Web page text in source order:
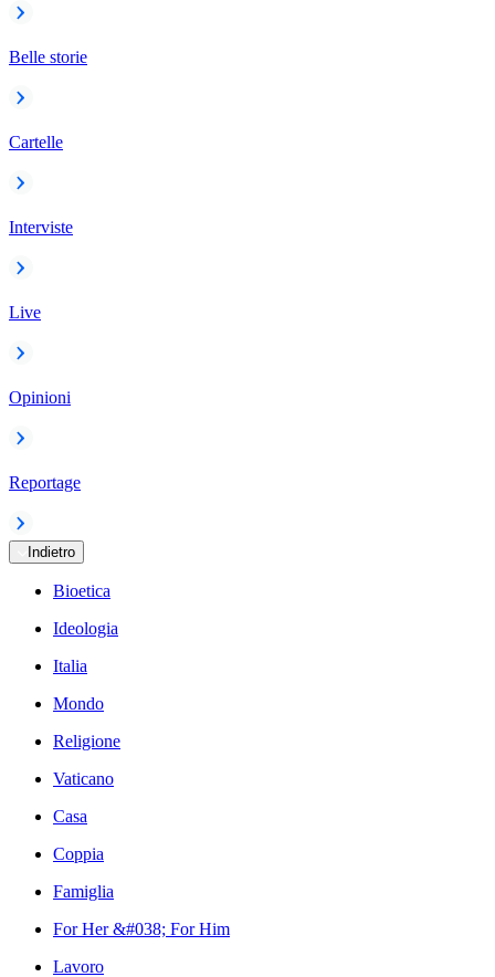
Belle storie
Cartelle
Interviste
Live
Opinioni
Reportage
Indietro
Bioetica
Ideologia
Italia
Mondo
Religione
Vaticano
Casa
Coppia
Famiglia
For Her &#038; For Him
Lavoro